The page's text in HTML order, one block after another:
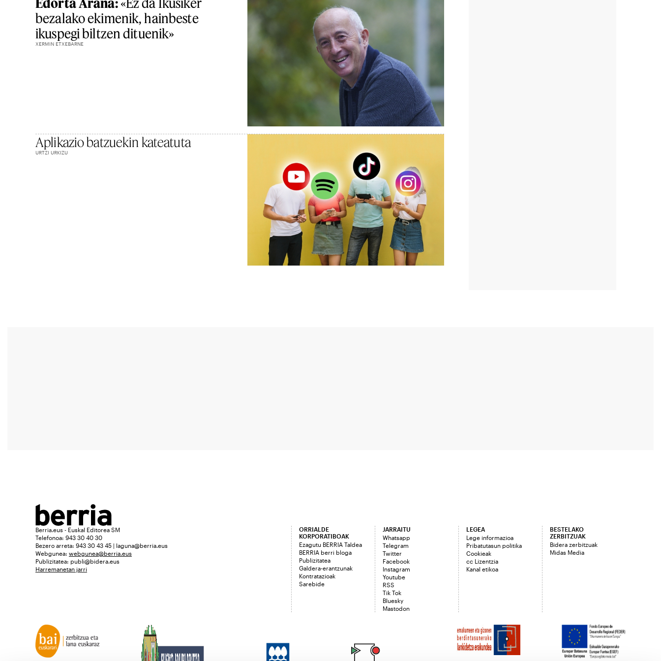
bezalako ekimenik, hainbeste
ikuspegi biltzen dituenik»
XERMIN ETXEBARNE
Aplikazio batzuekin kateatuta
URTZI URKIZU
Berria.eus - Euskal Editorea SM
Telefonoa: 943 30 40 30
Bezero arreta: 943 30 43 45 | laguna@berria.eus
Webgunea: webgunea@berria.eus
Publizitatea: publi@bidera.eus
Harremanetan jarri
ORRIALDE
KORPORATIBOAK
Ezagutu BERRIA Taldea
BERRIA berri bloga
Publizitatea
Galdera-erantzunak
Kontratazioak
Sarebide
JARRAITU
Whatsapp
Telegram
Twitter
Facebook
Instagram
Youtube
RSS
Tik Tok
Bluesky
Mastodon
LEGEA
Lege informazioa
Pribatutasun politika
Cookieak
cc Lizentzia
Kanal etikoa
BESTELAKO
ZERBITZUAK
Bidera zerbitzuak
Midas Media